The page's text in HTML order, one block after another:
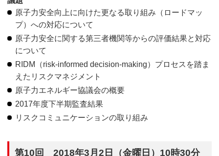
原子力安全向上に向けた更なる取り組み（ロードマッ
プ）への対応について
原子力安全に関する第三者機関等からの評価結果と対応
について
RIDM（risk-informed decision-making）プロセスを踏ま
えたリスクマネジメント
原子力エネルギー協議会の概要
2017年度下半期監査結果
リスクコミュニケーションの取り組み
第10回 2018年3月2日（金曜日）10時30分